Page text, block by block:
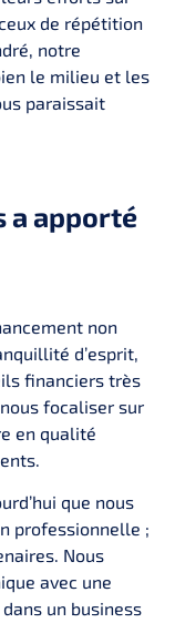
de répétition
notre
le milieu et les
paraissait
a apporté
non
d’esprit,
financiers très
focaliser sur
en qualité
que nous
professionnelle ;
Nous
avec une
un business